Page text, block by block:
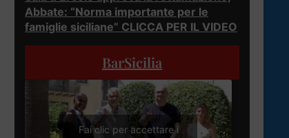
Abbate: “Norma importante per le
famiglie siciliane” CLICCA PER IL VIDEO
BarSicilia
Fai clic per accettare i